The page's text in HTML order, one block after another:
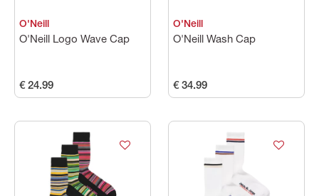
O'Neill
O'Neill Logo Wave Cap
€ 24.99
O'Neill
O'Neill Wash Cap
€ 34.99